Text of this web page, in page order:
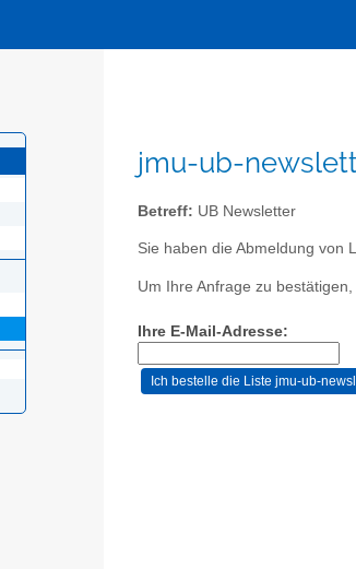
jmu-ub-
Betreff: UB Newsletter
Sie haben die Abmeldung von
Um Ihre Anfrage zu
Ihre E-Mail-Adresse: